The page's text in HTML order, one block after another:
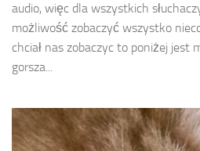
audio, więc dla wszystkich
możliwość zobaczyć wszystko
chciał nas zobaczyc to poniżej jest
gorsza...